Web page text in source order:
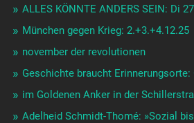
ALLES KÖNNTE ANDERS SEIN: Di
München gegen Krieg: 2.+3.+4.12.25
november der revolutionen
Geschichte braucht Erinnerungsorte:
im Goldenen Anker in der
Adelheid Schmidt-Thomé: »Sozial